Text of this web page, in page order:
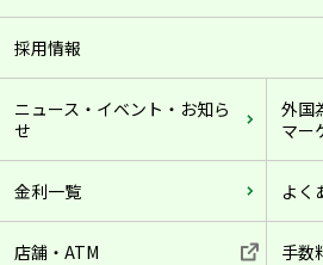
採用情報
ニュース・イベント・お知ら
せ
外国
マー
金利一覧 よく
店舗・ATM 手数